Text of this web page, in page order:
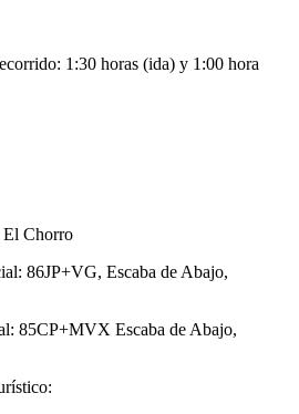
1:30 horas (ida) y 1:00 hora
El Chorro
86JP+VG, Escaba de Abajo,
85CP+MVX Escaba de Abajo,